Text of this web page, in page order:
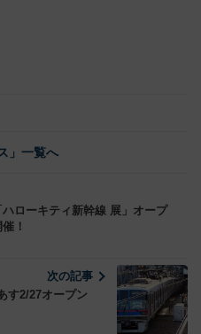
」一覧へ
ローキティ新幹線 展」オープ
！
次の記事
す2/27オープン